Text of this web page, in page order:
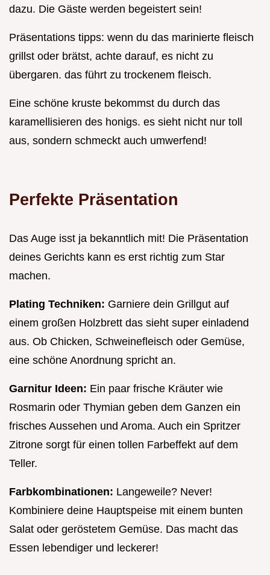
dazu. Die Gäste werden begeistert sein!
Präsentations tipps: wenn du das marinierte fleisch
grillst oder brätst, achte darauf, es nicht zu
übergaren. das führt zu trockenem fleisch.
Eine schöne kruste bekommst du durch das
karamellisieren des honigs. es sieht nicht nur toll
aus, sondern schmeckt auch umwerfend!
Perfekte Präsentation
Das Auge isst ja bekanntlich mit! Die Präsentation
deines Gerichts kann es erst richtig zum Star
machen.
Plating Techniken: Garniere dein Grillgut auf
einem großen Holzbrett das sieht super einladend
aus. Ob Chicken, Schweinefleisch oder Gemüse,
eine schöne Anordnung spricht an.
Garnitur Ideen: Ein paar frische Kräuter wie
Rosmarin oder Thymian geben dem Ganzen ein
frisches Aussehen und Aroma. Auch ein Spritzer
Zitrone sorgt für einen tollen Farbeffekt auf dem
Teller.
Farbkombinationen: Langeweile? Never!
Kombiniere deine Hauptspeise mit einem bunten
Salat oder geröstetem Gemüse. Das macht das
Essen lebendiger und leckerer!